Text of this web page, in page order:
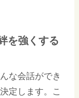
を強くする
な会話ができ
定します。こ